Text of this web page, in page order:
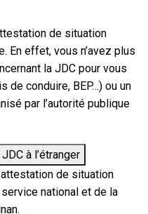
de situation
En effet, vous n’avez plus
la JDC pour vous
de conduire, BEP…) ou un
par l’autorité publique
à l’étranger
attestation de situation
national et de la